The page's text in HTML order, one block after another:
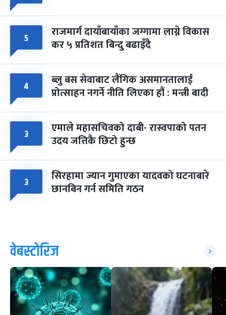
५ राजमार्ग दायाँबायाँका जग्गामा लाग्ने विकास
कर ५ प्रतिशत बिन्दु बढाइँदै
४ ब्लु बस सेवाबाट लैंगिक असमानतालाई
प्रोत्साहन नगर्ने नीति लिएका हौं : मन्त्री बादी
३ एमाले महासचिवको दाबी- रास्वपाको पतन
उदय जत्तिकै छिटो हुन्छ
३ सिरहामा ज्यान गुमाएका यादवको घटनाबारे
छानबिन गर्न समिति गठन
वेबस्टोरिज